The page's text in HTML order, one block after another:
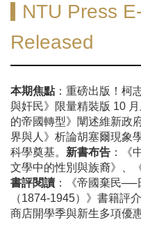
NTU Press
Released
本期焦點 ：重磅出版！柯
與奸民》限量精裝版 10 月
的帝國轉型》闡述維新政
界與人》析論胡塞爾現象
科學奠基。 新書布告 ：《
文學中的性別與族裔》、
書評閱讀 ：《帝國棄民
（1874-1945）》書籍評介
商店開學季與新生多項優